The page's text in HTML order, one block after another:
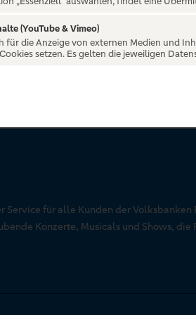
für alle Kunden der Volksbanken
Konzerte, Musicals und Shows,
(YouTube & Vimeo)
für die Anzeige von externen Medien und
setzen. Es gelten die jeweiligen